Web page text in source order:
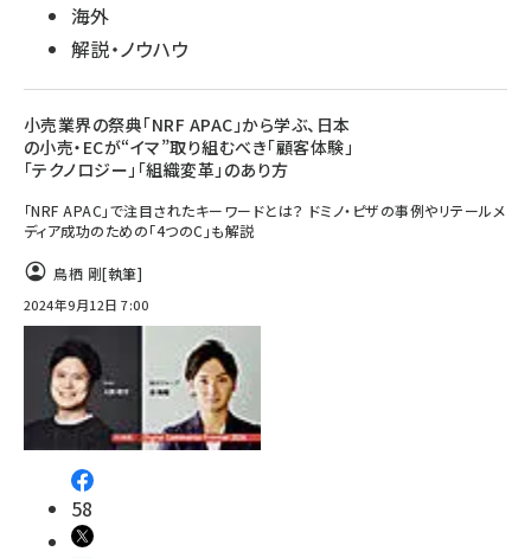
海外
解説・ノウハウ
小売業界の祭典「NRF APAC」から学ぶ、日本
の小売・ECが“イマ”取り組むべき「顧客体験」
「テクノロジー」「組織変革」のあり方
「NRF APAC」で注目されたキーワードとは？ ドミノ・ピザの事例やリテールメ
ディア成功のための「4つのC」も解説
鳥栖 剛[執筆]
2024年9月12日 7:00
58